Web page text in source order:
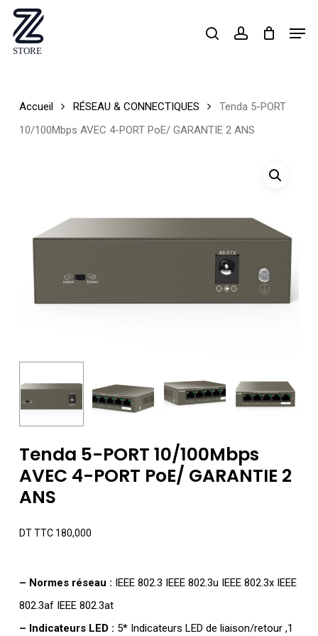
Skip
main
searchaccount
Accueil RÉSEAU & CONNECTIQUES
Tenda 5-PORT
10/100Mbps AVEC 4-PORT PoE/ GARANTIE 2 ANS
Tenda 5-PORT 10/100Mbps
AVEC 4-PORT PoE/ GARANTIE 2
ANS
DT TTC180,000
– Normes réseau : IEEE 802.3 IEEE 802.3u IEEE 802.3x IEEE
802.3af IEEE 802.3at
– Indicateurs LED : 5* Indicateurs LED de liaison/retour ,1